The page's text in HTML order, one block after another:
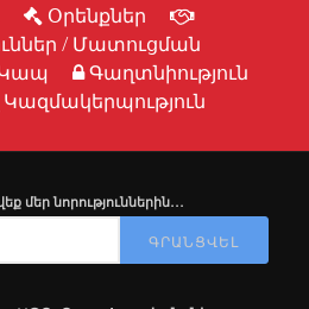
Օրենքներ
/ Մատուցման
Գաղտնիություն
մեր նորություններին․․․
ԳՐԱՆՑՎԵԼ